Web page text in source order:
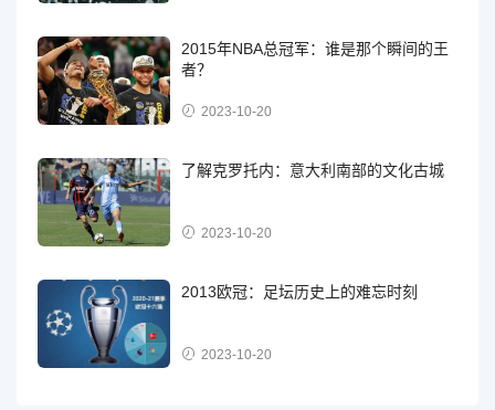
2015年NBA总冠军：谁是那个瞬间的王
者？
2023-10-20
了解克罗托内：意大利南部的文化古城
2023-10-20
2013欧冠：足坛历史上的难忘时刻
2023-10-20